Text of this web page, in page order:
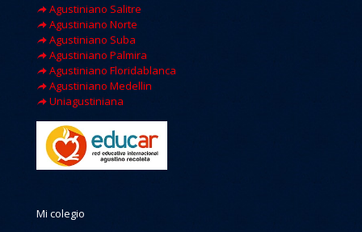
Agustiniano Salitre
Agustiniano Norte
Agustiniano Suba
Agustiniano Palmira
Agustiniano Floridablanca
Agustiniano Medellin
Uniagustiniana
Mi colegio